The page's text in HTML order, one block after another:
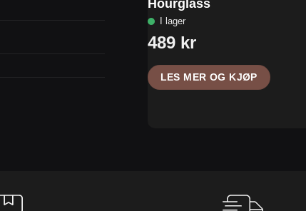
Hourglass
LES MER OG KJØP